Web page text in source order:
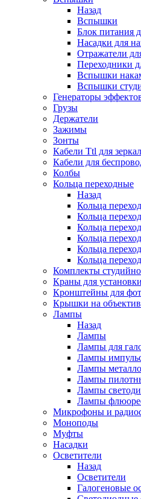
Назад
Вспышки
Блок питания
Насадки для
Отражатели
Переходники
Вспышки
Вспышки
Генераторы
Грузы
Держатели
Зажимы
Зонты
Кабели Ttl для
Кабели для
Колбы
Кольца переходные
Назад
Кольца
Кольца
Кольца
Кольца
Кольца
Кольца
Комплекты
Краны для
Кронштейны для
Крышки на
Лампы
Назад
Лампы
Лампы для
Лампы
Лампы
Лампы
Лампы
Лампы
Микрофоны и
Моноподы
Муфты
Насадки
Осветители
Назад
Осветители
Галогеновые